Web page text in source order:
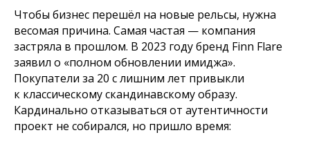
Чтобы бизнес перешёл на новые рельсы, нужна
весомая причина. Самая частая — компания
застряла в прошлом. В 2023 году бренд Finn Flare
заявил о «полном обновлении имиджа».
Покупатели за 20 с лишним лет привыкли
к классическому скандинавскому образу.
Кардинально отказываться от аутентичности
проект не собирался, но пришло время: